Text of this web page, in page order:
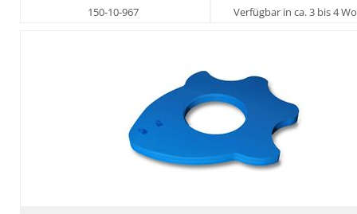
150-10-967 Verfügbar in ca. 3 bis 4